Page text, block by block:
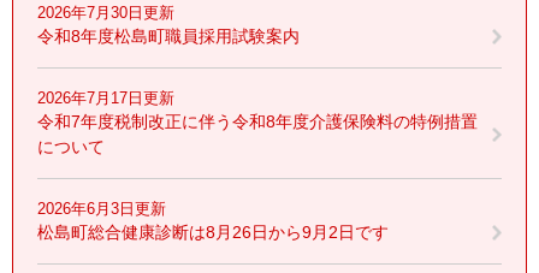
2026年7月30日更新
令和8年度松島町職員採用試験案内
2026年7月17日更新
令和7年度税制改正に伴う令和8年度介護保険料の特例措置
について
2026年6月3日更新
松島町総合健康診断は8月26日から9月2日です